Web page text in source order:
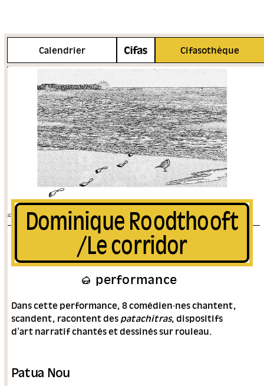
Calendrier Cifasothèque
Infos pratiques
Dominique Roodthooft
/Le corridor
performance
Dans cette performance, 8 comédien·nes chantent,
scandent, racontent des patachitras, dispositifs
d’art narratif chantés et dessinés sur rouleau.
Patua Nou